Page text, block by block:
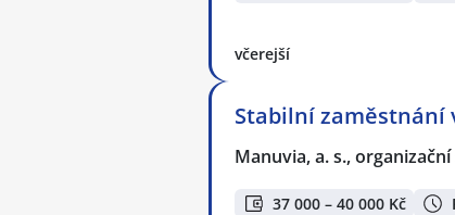
včerejší
Stabilní zaměstnání
Manuvia, a. s.,
37 000 – 40 000 Kč